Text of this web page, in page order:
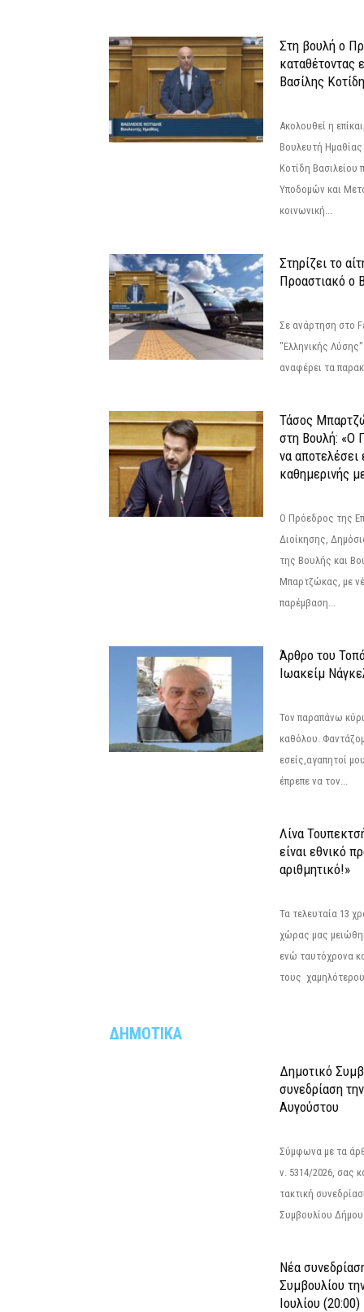
Στη βουλή ο
καταθέτοντας
Βασίλης
Ακολουθεί η
Βουλευτή
Κοτίδη Βασιλείου
Υποδομών και
κοινωνική...
Στηρίζει το
Προαστιακό ο
Σε ανάρτηση στο
"Ελληνικής
αναφέρει τα
Τάσος
στη Βουλή: «Ο
να αποτελέσει
καθημερινής
Ο Πρόεδρος της
Διοίκησης,
της Βουλής και
Μπαρτζώκας, με
παρέμβαση...
Άρθρο του
Ιωακείμ
Τον παραπάνω
καθόλου.
εσείς,αγαπητοί
έπρεπε να τον...
Λίνα
είναι εθνικό
αριθμητικό!»
Τα τελευταία 13
χώρας μας
ενώ ταυτόχρονα
τους
ΔΗΜΟΤΙΚΑ
Δημοτικό
συνεδρίαση
Αυγούστου
Σύμφωνα με τα
ν. 5314/2026, σας
τακτική
Συμβουλίου
Νέα
Συμβουλίου
Ιουλίου (20:00)